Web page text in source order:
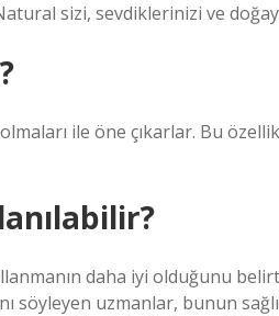
sizi, sevdiklerinizi ve
ile öne çıkarlar. Bu
daha iyi olduğunu
söyleyen uzmanlar, bunun